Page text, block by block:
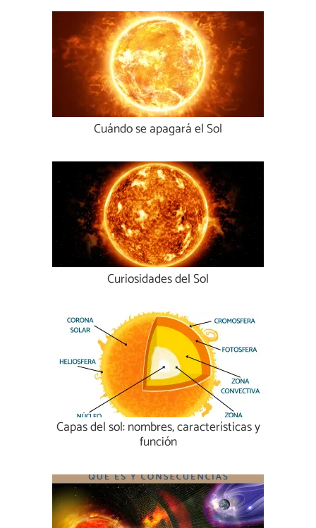
Cuándo se apagará el Sol
Curiosidades del Sol
Capas del sol: nombres, características y
función